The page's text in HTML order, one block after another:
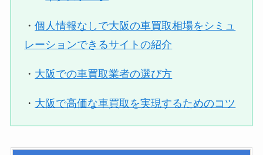
・個人情報なしで大阪の車買取相場をシミュ
レーションできるサイトの紹介
・ 大阪での車買取業者の選び方
・ 大阪で高価な車買取を実現するためのコツ